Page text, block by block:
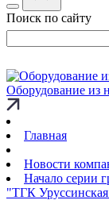
Поиск по сайту
Оборудование из
Главная
Новости
Начало серии
"ТГК